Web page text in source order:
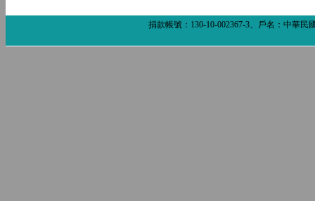
捐款帳號：130-10-002367-3、戶名：中華